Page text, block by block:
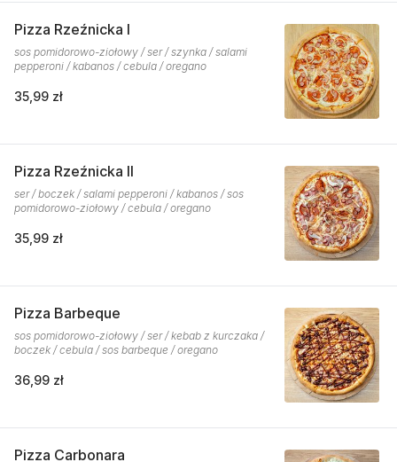
Pizza Rzeźnicka I
sos pomidorowo-ziołowy / ser / szynka / salami
pepperoni / kabanos / cebula / oregano
35,99 zł
Pizza Rzeźnicka II
ser / boczek / salami pepperoni / kabanos / sos
pomidorowo-ziołowy / cebula / oregano
35,99 zł
Pizza Barbeque
sos pomidorowo-ziołowy / ser / kebab z kurczaka /
boczek / cebula / sos barbeque / oregano
36,99 zł
Pizza Carbonara